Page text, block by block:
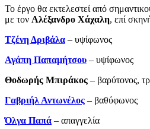
Το έργο θα εκτελεστεί από
με τον Αλέξανδρο Χάχαλη, επί
Τζένη Δριβάλα – υψίφωνος
Αγάπη Παπαμήτσου – υψίφωνος
Θοδωρής Μπιράκος – βαρύτονος,
Γαβριήλ Αντωνέλος – βαθύφωνος
Όλγα Παπά – απαγγελία